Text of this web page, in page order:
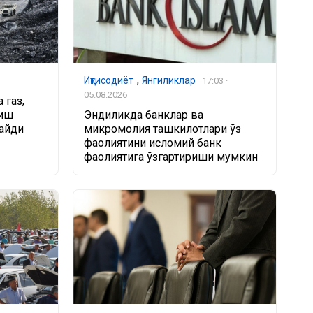
газ,
Иқтисодиёт ,Янгиликлар
17:03 ·
05.08.2026
Эндиликда банклар ва
микромолия ташкилотлари ўз
фаолиятини исломий банк
фаолиятига ўзгартириши мумкин